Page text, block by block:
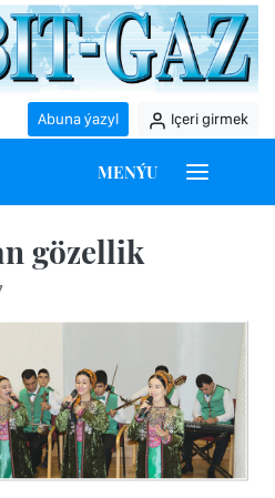
Abuna ýazyl Içeri girmek
MENÝU
gözellik